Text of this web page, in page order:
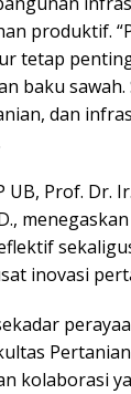
produktif.
tetap
baku sawah.
dan
UB, Prof. Dr.
inovasi
kolaborasi